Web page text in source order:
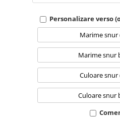
Personalizare verso
Marime snur
Marime snur
Culoare snur
Culoare snur